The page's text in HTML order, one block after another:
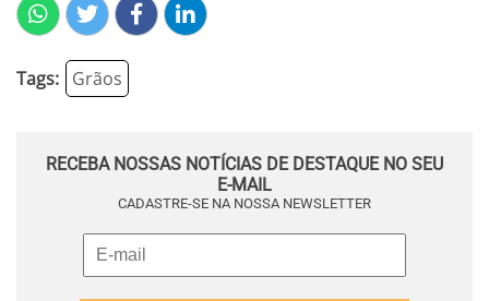
Tags: Grãos
RECEBA NOSSAS NOTÍCIAS DE DESTAQUE NO SEU
E-MAIL
CADASTRE-SE NA NOSSA NEWSLETTER